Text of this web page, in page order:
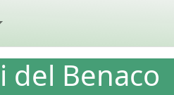
del Benaco